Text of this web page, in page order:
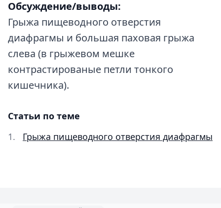
Обсуждение/выводы:
Грыжа пищеводного отверстия
диафрагмы и большая паховая грыжа
слева (в грыжевом мешке
контрастированые петли тонкого
кишечника).
Статьи по теме
Грыжа пищеводного отверстия диафрагмы